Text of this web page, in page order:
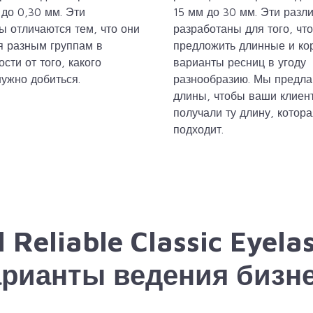
0,30 мм. Эти
отличаются тем, что они
разным группам в
от того, какого
добиться.
15 мм до 30 мм. Эти
разработаны для того,
предложить длинные и
варианты ресниц в угоду
разнообразию. Мы
длины, чтобы ваши
получали ту длину,
подходит.
Reliable Classic
ведения